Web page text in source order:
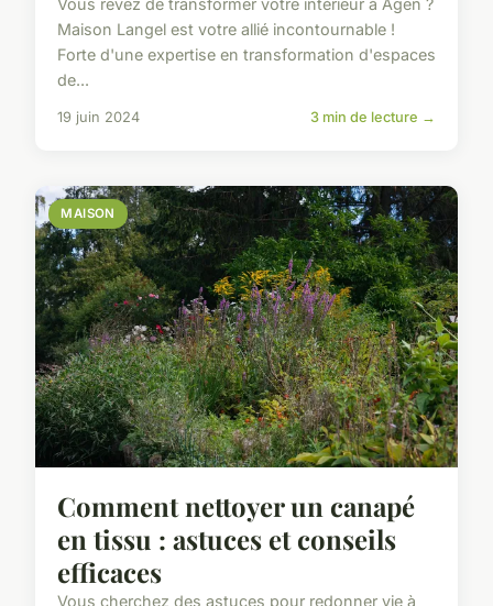
Vous rêvez de transformer votre intérieur à Agen ?
Maison Langel est votre allié incontournable !
Forte d'une expertise en transformation d'espaces
de...
19 juin 2024 3 min de lecture →
MAISON
Comment nettoyer un canapé
en tissu : astuces et conseils
efficaces
Vous cherchez des astuces pour redonner vie à